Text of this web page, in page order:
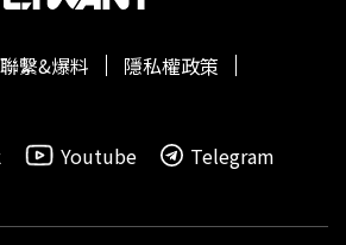
聯繫&爆料
隱私權政策
Youtube Telegram